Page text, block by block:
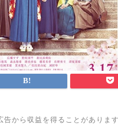
告から収益を得ることがあります